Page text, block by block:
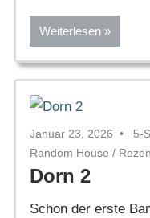
Weiterlesen
Januar 23, 2026 5-
Random House /
Dorn 2
Schon der erste